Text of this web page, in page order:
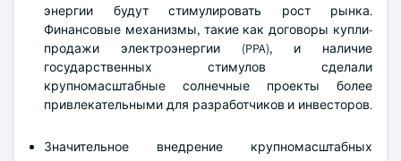
энергии будут стимулировать рост рынка.
Финансовые механизмы, такие как договоры купли-
продажи электроэнергии (PPA), и наличие
государственных стимулов сделали
крупномасштабные солнечные проекты более
привлекательными для разработчиков и инвесторов.
Значительное внедрение крупномасштабных